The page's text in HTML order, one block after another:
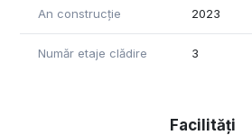
An construcție 2023
Număr etaje clădire 3
Facilități